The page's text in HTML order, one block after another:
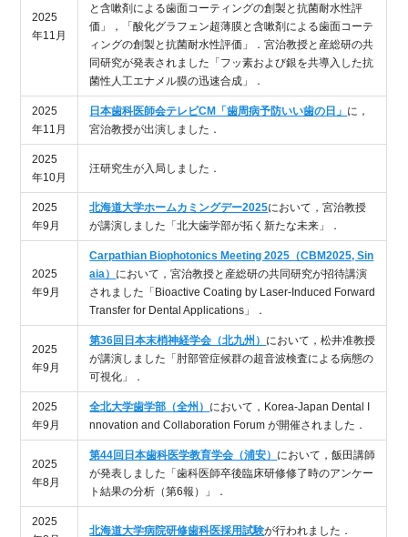
2025
年11月
と含嗽剤による歯面コーティングの創製と抗菌耐水性評
価」，「酸化グラフェン超薄膜と含嗽剤による歯面コーテ
ィングの創製と抗菌耐水性評価」．宮治教授と産総研の共
同研究が発表されました「フッ素および銀を共導入した抗
菌性人工エナメル膜の迅速合成」．
2025
年11月
日本歯科医師会テレビCM「歯周病予防いい歯の日」 に，
宮治教授が出演しました．
2025
年10月
汪研究生が入局しました．
2025
年9月
北海道大学ホームカミングデー2025において，宮治教授
が講演しました「北大歯学部が拓く新たな未来」．
2025
年9月
Carpathian Biophotonics Meeting 2025（CBM2025, Sin
aia） において，宮治教授と産総研の共同研究が招待講演
されました「Bioactive Coating by Laser-Induced Forward
Transfer for Dental Applications」．
2025
年9月
第36回日本末梢神経学会（北九州） において，松井准教授
が講演しました「肘部管症候群の超音波検査による病態の
可視化」．
2025
年9月
全北大学歯学部（全州） において，Korea-Japan Dental I
nnovation and Collaboration Forum が開催されました．
2025
年8月
第44回日本歯科医学教育学会（浦安） において，飯田講師
が発表しました「歯科医師卒後臨床研修修了時のアンケー
ト結果の分析（第6報）」．
2025
北海道大学病院研修歯科医採用試験が行われました．